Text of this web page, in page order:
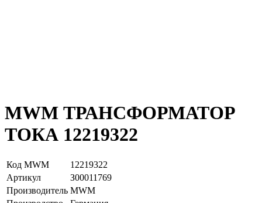
MWM ТРАНСФОРМАТОР
ТОКА 12219322
Код MWM
12219322
Артикул
З00011769
Производитель MWM